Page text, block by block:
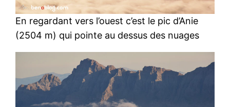
En regardant vers l’ouest c’est le pic d’Anie
(2504 m) qui pointe au dessus des nuages